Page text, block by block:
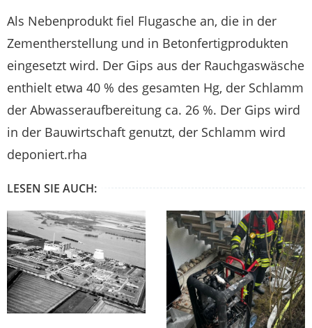
Als Nebenprodukt fiel Flugasche an, die in der
Zementherstellung und in Betonfertigprodukten
eingesetzt wird. Der Gips aus der Rauchgaswäsche
enthielt etwa 40 % des gesamten Hg, der Schlamm
der Abwasseraufbereitung ca. 26 %. Der Gips wird
in der Bauwirtschaft genutzt, der Schlamm wird
deponiert.rha
LESEN SIE AUCH: